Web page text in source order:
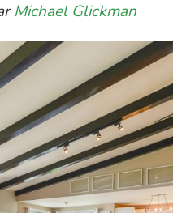
Michael Glickman